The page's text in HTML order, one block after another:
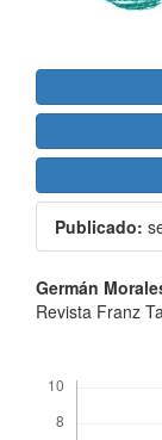
Publicado:
del
artículo
Germán
Revista Franz